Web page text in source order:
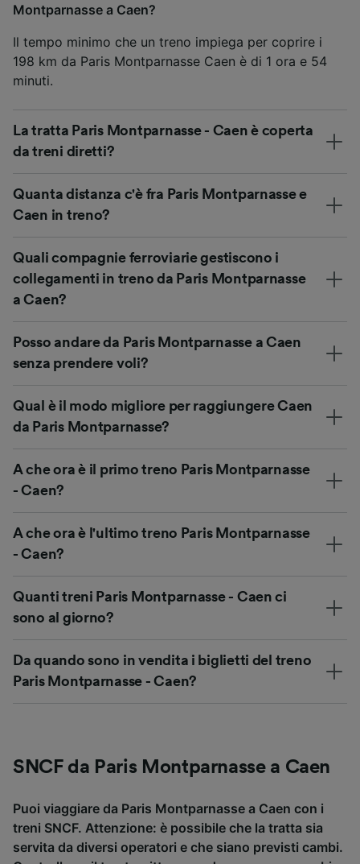
Montparnasse a Caen?
Il tempo minimo che un treno impiega per coprire i
198 km da Paris Montparnasse Caen è di 1 ora e 54
minuti.
La tratta Paris Montparnasse - Caen è coperta
da treni diretti?
Quanta distanza c'è fra Paris Montparnasse e
Caen in treno?
Quali compagnie ferroviarie gestiscono i
collegamenti in treno da Paris Montparnasse
a Caen?
Posso andare da Paris Montparnasse a Caen
senza prendere voli?
Qual è il modo migliore per raggiungere Caen
da Paris Montparnasse?
A che ora è il primo treno Paris Montparnasse
- Caen?
A che ora è l'ultimo treno Paris Montparnasse
- Caen?
Quanti treni Paris Montparnasse - Caen ci
sono al giorno?
Da quando sono in vendita i biglietti del treno
Paris Montparnasse - Caen?
SNCF da Paris Montparnasse a Caen
Puoi viaggiare da Paris Montparnasse a Caen con i
treni SNCF. Attenzione: è possibile che la tratta sia
servita da diversi operatori e che siano previsti cambi.